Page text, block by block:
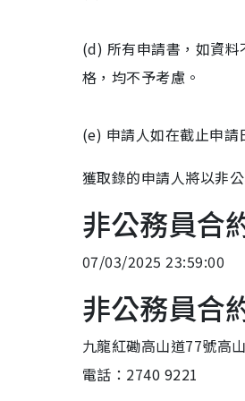
(d) 所有申請書，如資
格，均不予考慮。
(e) 申請人如在截止申請
獲取錄的申請人將以非
非公務員合
07/03/2025 23:59:00
非公務員合
九龍紅磡高山道77號高
電話：2740 9221